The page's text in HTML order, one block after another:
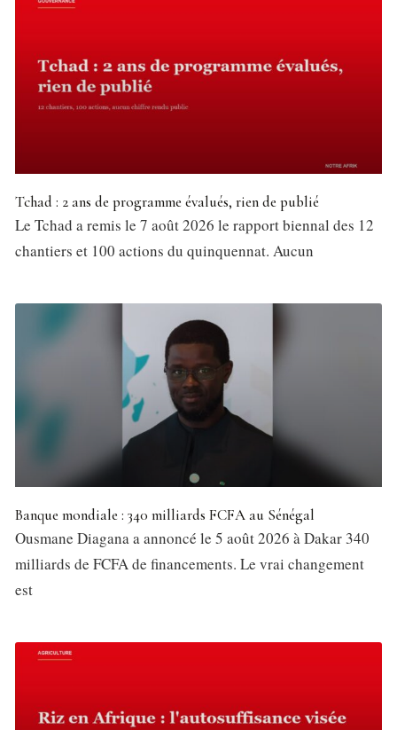
Tchad : 2 ans de programme évalués, rien de publié
Le Tchad a remis le 7 août 2026 le rapport biennal des 12
chantiers et 100 actions du quinquennat. Aucun
Banque mondiale : 340 milliards FCFA au Sénégal
Ousmane Diagana a annoncé le 5 août 2026 à Dakar 340
milliards de FCFA de financements. Le vrai changement
est